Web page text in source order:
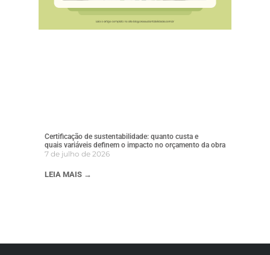
Certificação de sustentabilidade: quanto custa e
quais variáveis definem o impacto no orçamento da obra
7 de julho de 2026
LEIA MAIS →